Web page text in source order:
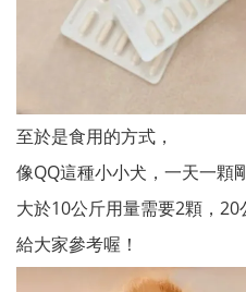
至於是食用的方式，
像QQ這種小小犬，一天一顆
大於10公斤用量需要2顆，20
給大家參考喔！